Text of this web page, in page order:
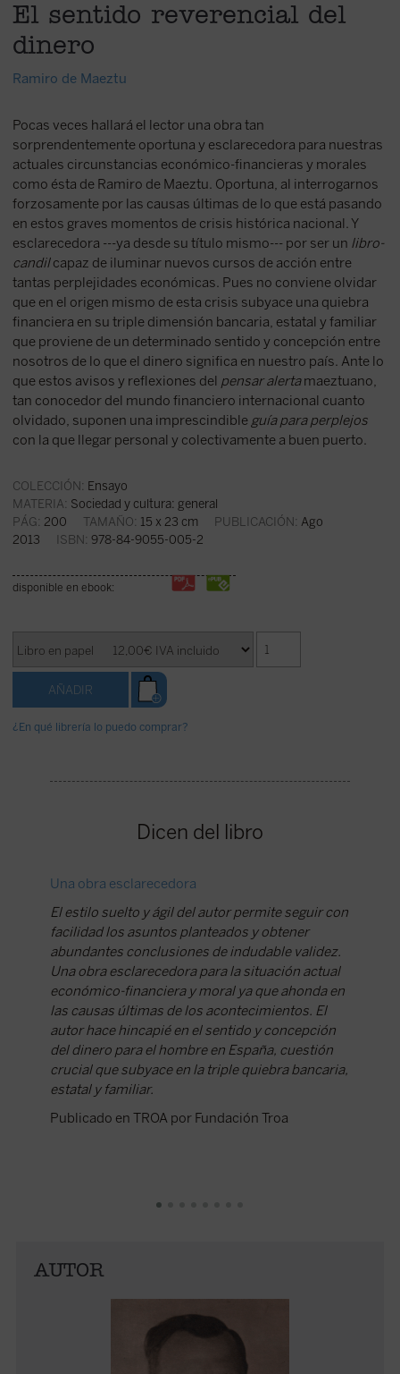
El sentido reverencial del
dinero
Ramiro de Maeztu
Pocas veces hallará el lector una obra tan
sorprendentemente oportuna y esclarecedora para nuestras
actuales circunstancias económico-financieras y morales
como ésta de Ramiro de Maeztu. Oportuna, al interrogarnos
forzosamente por las causas últimas de lo que está pasando
en estos graves momentos de crisis histórica nacional. Y
esclarecedora ---ya desde su título mismo--- por ser un libro-
candilcapaz de iluminar nuevos cursos de acción entre
tantas perplejidades económicas. Pues no conviene olvidar
que en el origen mismo de esta crisis subyace una quiebra
financiera en su triple dimensión bancaria, estatal y familiar
que proviene de un determinado sentido y concepción entre
nosotros de lo que el dinero significa en nuestro país. Ante lo
que estos avisos y reflexiones del pensar alertamaeztuano,
tan conocedor del mundo financiero internacional cuanto
olvidado, suponen una imprescindible guía para perplejos
con la que llegar personal y colectivamente a buen puerto.
COLECCIÓN: Ensayo
MATERIA: Sociedad y cultura: general
PÁG: 200 TAMAÑO: 15 x 23 cm PUBLICACIÓN: Ago
2013 ISBN: 978-84-9055-005-2
disponible en ebook:
¿En qué librería lo puedo comprar?
Dicen del libro
Una obra esclarecedora
El estilo suelto y ágil del autor permite seguir con
facilidad los asuntos planteados y obtener
abundantes conclusiones de indudable validez.
Una obra esclarecedora para la situación actual
económico-financiera y moral ya que ahonda en
las causas últimas de los acontecimientos. El
autor hace hincapié en el sentido y concepción
del dinero para el hombre en España, cuestión
crucial que subyace en la triple quiebra bancaria,
estatal y familiar.
Publicado en TROA por Fundación Troa
AUTOR